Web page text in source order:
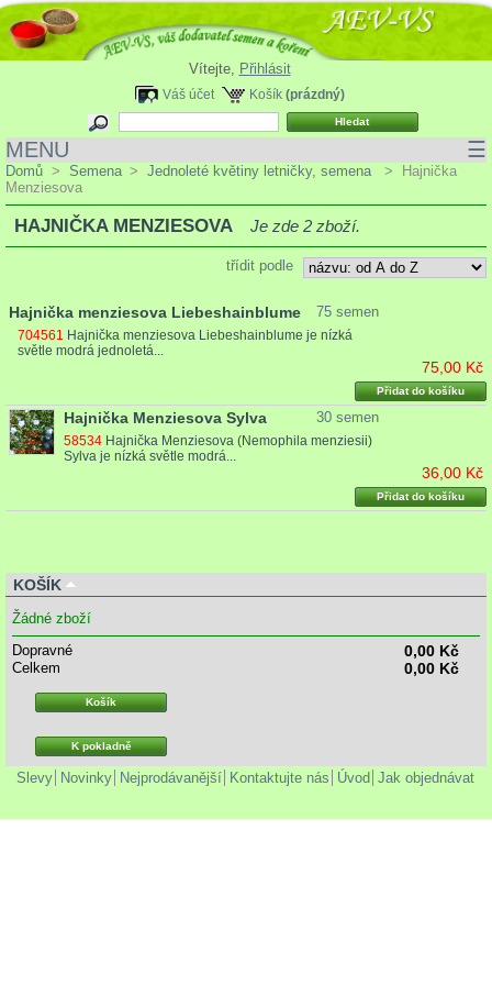
Vítejte, Přihlásit
Košík (prázdný)
Váš účet
MENU ☰
Domů > Semena > Jednoleté květiny letničky, semena >
Hajnička
Menziesova
HAJNIČKA MENZIESOVA Je zde 2 zboží.
třídit podle
Hajnička menziesova Liebeshainblume 75 semen
704561 Hajnička menziesova Liebeshainblume je nízká
světle modrá jednoletá...
75,00 Kč
Přidat do košíku
Hajnička Menziesova Sylva 30 semen
58534 Hajnička Menziesova (Nemophila menziesii)
Sylva je nízká světle modrá...
36,00 Kč
Přidat do košíku
KOŠÍK
Žádné zboží
Dopravné
0,00 Kč
Celkem 0,00 Kč
Košík
K pokladně
Slevy Novinky Nejprodávanější Kontaktujte nás Úvod Jak objednávat